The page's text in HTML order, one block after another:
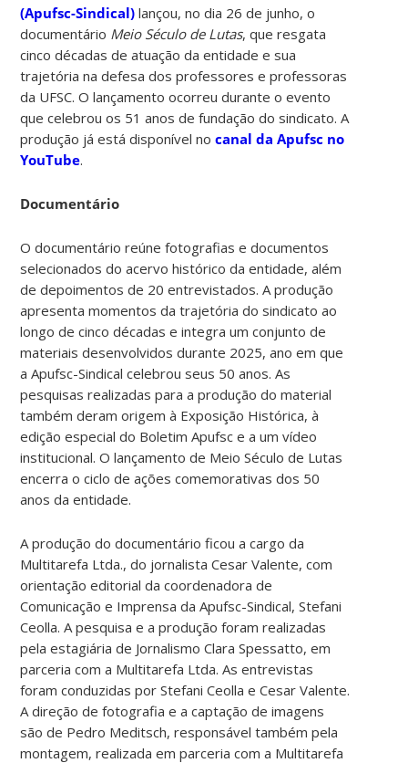
(Apufsc-Sindical) lançou, no dia 26 de junho, o
documentário Meio Século de Lutas, que resgata
cinco décadas de atuação da entidade e sua
trajetória na defesa dos professores e professoras
da UFSC. O lançamento ocorreu durante o evento
que celebrou os 51 anos de fundação do sindicato. A
produção já está disponível nocanal da Apufsc no
YouTube.
Documentário
O documentário reúne fotografias e documentos
selecionados do acervo histórico da entidade, além
de depoimentos de 20 entrevistados. A produção
apresenta momentos da trajetória do sindicato ao
longo de cinco décadas e integra um conjunto de
materiais desenvolvidos durante 2025, ano em que
a Apufsc-Sindical celebrou seus 50 anos. As
pesquisas realizadas para a produção do material
também deram origem à Exposição Histórica, à
edição especial do Boletim Apufsc e a um vídeo
institucional. O lançamento de Meio Século de Lutas
encerra o ciclo de ações comemorativas dos 50
anos da entidade.
A produção do documentário ficou a cargo da
Multitarefa Ltda., do jornalista Cesar Valente, com
orientação editorial da coordenadora de
Comunicação e Imprensa da Apufsc-Sindical, Stefani
Ceolla. A pesquisa e a produção foram realizadas
pela estagiária de Jornalismo Clara Spessatto, em
parceria com a Multitarefa Ltda. As entrevistas
foram conduzidas por Stefani Ceolla e Cesar Valente.
A direção de fotografia e a captação de imagens
são de Pedro Meditsch, responsável também pela
montagem, realizada em parceria com a Multitarefa